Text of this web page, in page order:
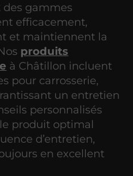
des gammes
efficacement,
et maintiennent la
produits
à Châtillon incluent
pour carrosserie,
un entretien
personnalisés
produit optimal
d’entretien,
en excellent